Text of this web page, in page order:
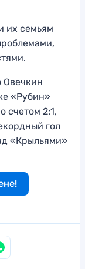
их семьям
Овечкин
«Рубин»
счетом 2:1,
гол
«Крыльями»